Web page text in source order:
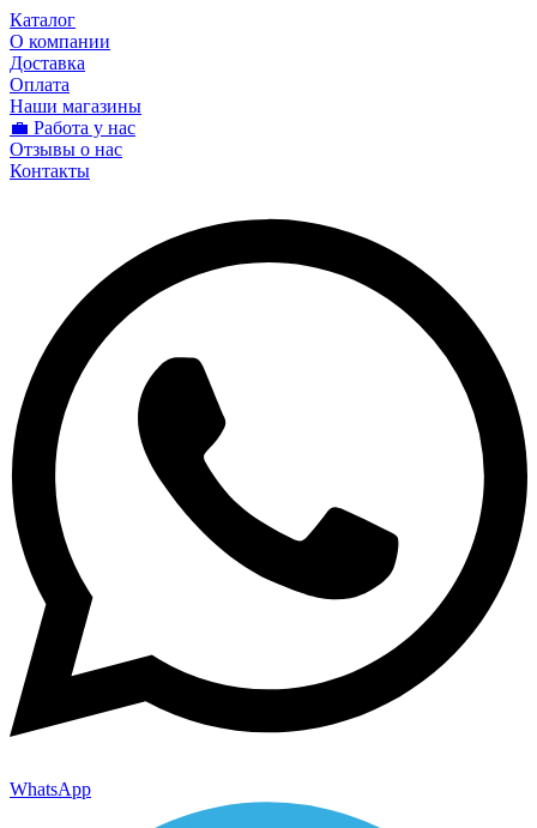
Каталог
О компании
Доставка
Оплата
Наши магазины
💼 Работа у нас
Отзывы о нас
Контакты
WhatsApp